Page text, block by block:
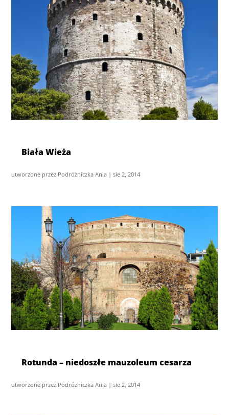
Biała Wieża
utworzone przez Podróżniczka Ania |sie 2, 2014
Rotunda – niedoszłe mauzoleum cesarza
utworzone przez Podróżniczka Ania |sie 2, 2014